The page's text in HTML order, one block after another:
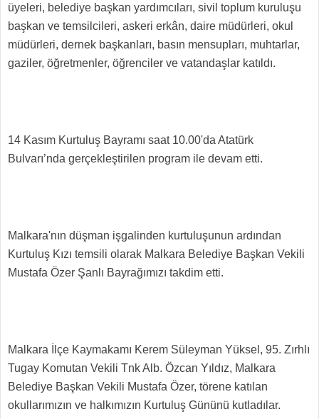
üyeleri, belediye başkan yardımcıları, sivil toplum kuruluşu
başkan ve temsilcileri, askeri erkân, daire müdürleri, okul
müdürleri, dernek başkanları, basın mensupları, muhtarlar,
gaziler, öğretmenler, öğrenciler ve vatandaşlar katıldı.
14 Kasım Kurtuluş Bayramı saat 10.00'da Atatürk
Bulvarı’nda gerçekleştirilen program ile devam etti.
Malkara'nın düşman işgalinden kurtuluşunun ardından
Kurtuluş Kızı temsili olarak Malkara Belediye Başkan Vekili
Mustafa Özer Şanlı Bayrağımızı takdim etti.
Malkara İlçe Kaymakamı Kerem Süleyman Yüksel, 95. Zırhlı
Tugay Komutan Vekili Tnk Alb. Özcan Yıldız, Malkara
Belediye Başkan Vekili Mustafa Özer, törene katılan
okullarımızın ve halkımızın Kurtuluş Gününü kutladılar.